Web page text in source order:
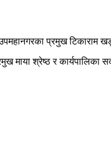
प्रमुख टिकाराम
श्रेष्ठ र कार्यपालिका